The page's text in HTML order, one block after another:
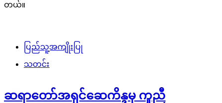
တယ်။
ပြည်သူ့အကျိုးပြု
သတင်း
ဆရာတော်အရှင်ဆေကိန္ဒမှ ကူညီ